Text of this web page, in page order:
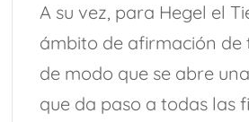
A su vez, para Hegel el
ámbito de afirmación de
de modo que se abre
que da paso a todas las